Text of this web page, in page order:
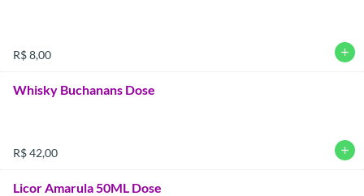
R$ 8,00 add
Whisky Buchanans Dose
R$ 42,00 add
Licor Amarula 50ML Dose